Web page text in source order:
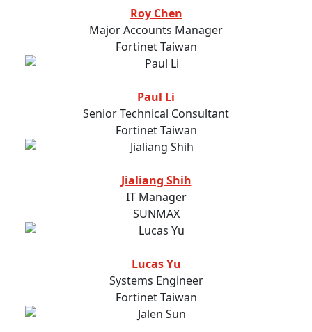
Roy Chen
Major Accounts Manager
Fortinet Taiwan
Paul Li
Senior Technical Consultant
Fortinet Taiwan
Jialiang Shih
IT Manager
SUNMAX
Lucas Yu
Systems Engineer
Fortinet Taiwan